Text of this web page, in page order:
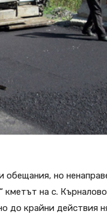
но
на с.
до крайни действия